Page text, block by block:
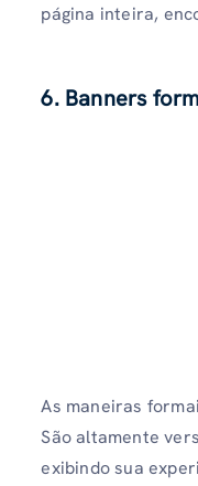
página inteira,
6. Banners
As maneiras
São altamente
exibindo sua